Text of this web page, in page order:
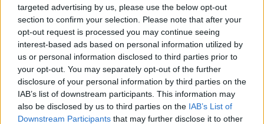
targeted advertising by us, please use the below opt-out
section to confirm your selection. Please note that after your
opt-out request is processed you may continue seeing
interest-based ads based on personal information utilized by
us or personal information disclosed to third parties prior to
your opt-out. You may separately opt-out of the further
disclosure of your personal information by third parties on the
IAB’s list of downstream participants. This information may
also be disclosed by us to third parties on the IAB’s List of
Downstream Participants that may further disclose it to other
Λιμενικό: Ζητούν ενίσχυση των υπηρεσιών στην Κρήτη λόγω
των αυξημένων μεταναστευτικών ροών
7 Αυγούστου, 2026
Νεκρή ανασύρθηκε 53χρονη από ακάλυπτο πολυκατοικίας
στο Γουδί
7 Αυγούστου, 2026